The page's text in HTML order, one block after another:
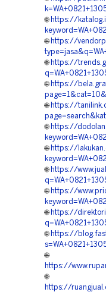
🌐 https://
🌐 https://
🌐 https://
🌐 https://
🌐 https://
🌐 https://
🌐 https://
🌐 https://
🌐 https://
🌐 https://
🌐 https://
🌐
https://
🌐
https://